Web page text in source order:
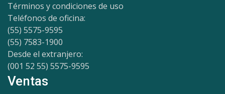
Términos y condiciones de uso
Teléfonos de oficina:
(55) 5575-9595
(55) 7583-1900
Desde el extranjero:
(001 52 55) 5575-9595
Ventas